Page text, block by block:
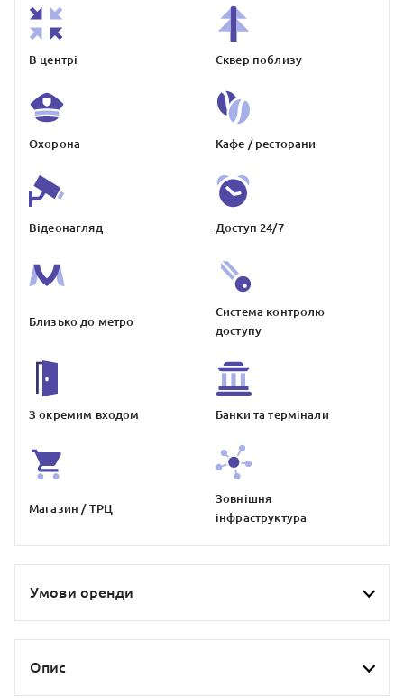
В центрі Сквер поблизу
Охорона Кафе / ресторани
Відеонагляд Доступ 24/7
Близько до метро
Система контролю
доступу
З окремим входом Банки та термiнали
Магазин / ТРЦ
Зовнiшня
iнфраструктура
Умови оренди
Опис